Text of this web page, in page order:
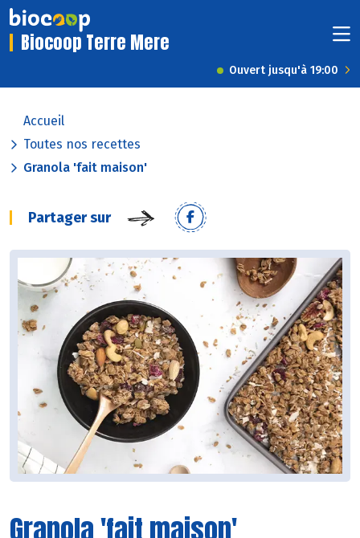
Biocoop Terre Mere
Ouvert jusqu'à 19:00
Accueil
Toutes nos recettes
Granola 'fait maison'
Partager sur